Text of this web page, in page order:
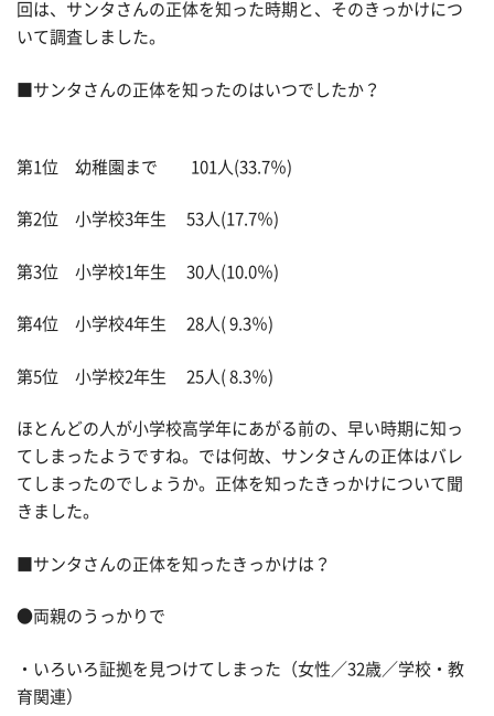
回は、サンタさんの正体を知った時期と、そのきっかけにつ
いて調査しました。
■サンタさんの正体を知ったのはいつでしたか？
第1位 幼稚園まで 101人(33.7％)
第2位 小学校3年生 53人(17.7％)
第3位 小学校1年生 30人(10.0％)
第4位 小学校4年生 28人( 9.3％)
第5位 小学校2年生 25人( 8.3％)
ほとんどの人が小学校高学年にあがる前の、早い時期に知っ
てしまったようですね。では何故、サンタさんの正体はバレ
てしまったのでしょうか。正体を知ったきっかけについて聞
きました。
■サンタさんの正体を知ったきっかけは？
●両親のうっかりで
・いろいろ証拠を見つけてしまった（女性／32歳／学校・教
育関連）